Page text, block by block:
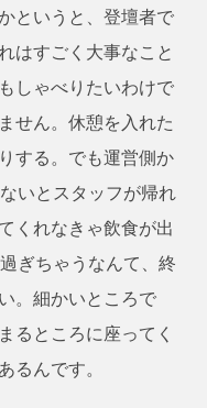
というと、登壇者で
はすごく大事なこと
しゃべりたいわけで
せん。休憩を入れた
する。でも運営側か
いとスタッフが帰れ
くれなきゃ飲食が出
ぎちゃうなんて、終
。細かいところで
るところに座ってく
るんです。